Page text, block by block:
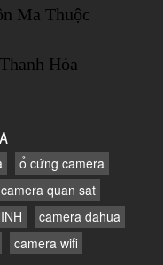
Ma Thuộc
Hóa
ổ cứng camera
camera quan sat
camera dahua
camera wifi